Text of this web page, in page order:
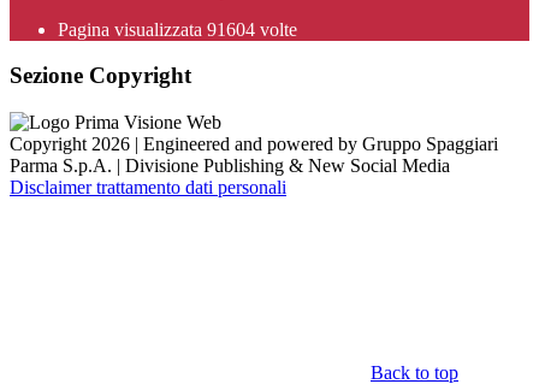
Pagina visualizzata 91604 volte
Sezione Copyright
Copyright 2026 | Engineered and powered by Gruppo Spaggiari
Parma S.p.A. | Divisione Publishing & New Social Media
Disclaimer trattamento dati personali
Back to top